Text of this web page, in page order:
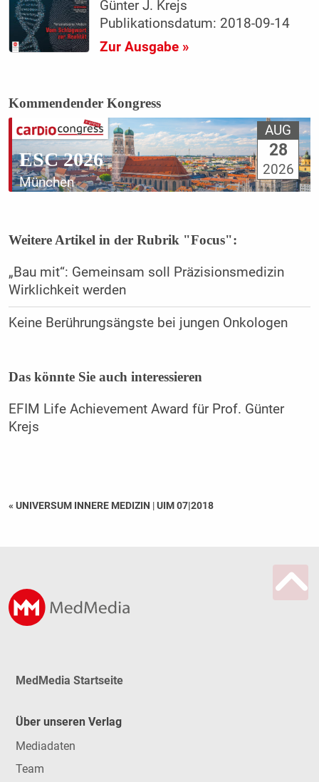
Günter J. Krejs
Publikationsdatum: 2018-09-14
Zur Ausgabe »
Kommendender Kongress
ESC 2026
München
AUG
28
2026
Weitere Artikel in der Rubrik "Focus":
„Bau mit“: Gemeinsam soll Präzisionsmedizin
Wirklichkeit werden
Keine Berührungsängste bei jungen Onkologen
Das könnte Sie auch interessieren
EFIM Life Achievement Award für Prof. Günter
Krejs
« UNIVERSUM INNERE MEDIZIN |UIM 07|2018
MedMedia Startseite
Über unseren Verlag
Mediadaten
Team